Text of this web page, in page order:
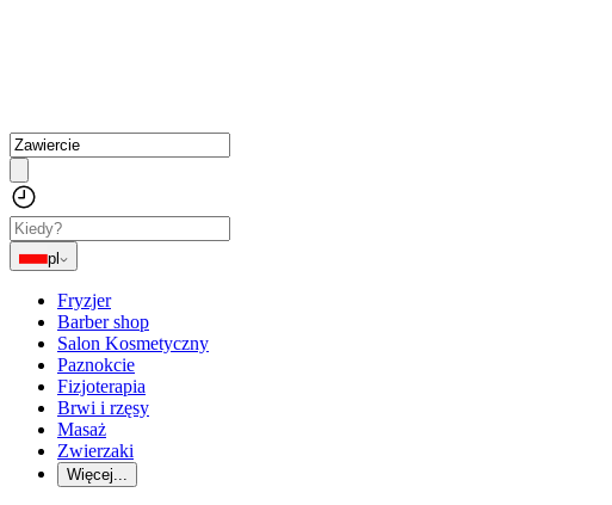
pl
Fryzjer
Barber shop
Salon Kosmetyczny
Paznokcie
Fizjoterapia
Brwi i rzęsy
Masaż
Zwierzaki
Więcej...